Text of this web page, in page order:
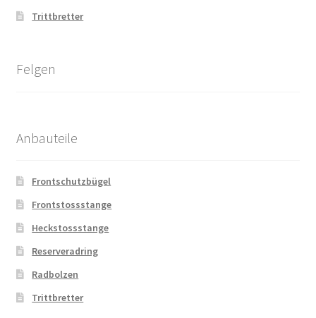
Trittbretter
Felgen
Anbauteile
Frontschutzbügel
Frontstossstange
Heckstossstange
Reserveradring
Radbolzen
Trittbretter